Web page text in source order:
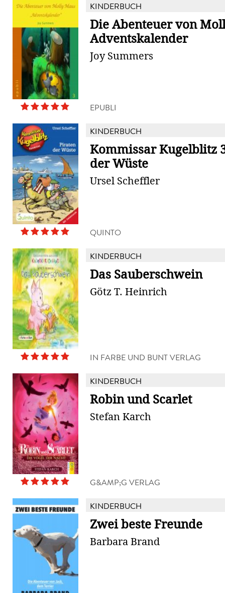
KINDERBUCH
Die Abenteuer von
Adventskalender
Joy Summers
EPUBLI
KINDERBUCH
Kommissar Kugelblitz
der Wüste
Ursel Scheffler
QUINTO
KINDERBUCH
Das Sauberschwein
Götz T. Heinrich
IN FARBE UND BUNT VERLAG
KINDERBUCH
Robin und Scarlet
Stefan Karch
G&AMP;G VERLAG
KINDERBUCH
Zwei beste Freunde
Barbara Brand